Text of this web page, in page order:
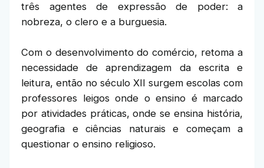
três agentes de expressão de poder: a
nobreza, o clero e a burguesia.
Com o desenvolvimento do comércio, retoma a
necessidade de aprendizagem da escrita e
leitura, então no século XII surgem escolas com
professores leigos onde o ensino é marcado
por atividades práticas, onde se ensina história,
geografia e ciências naturais e começam a
questionar o ensino religioso.